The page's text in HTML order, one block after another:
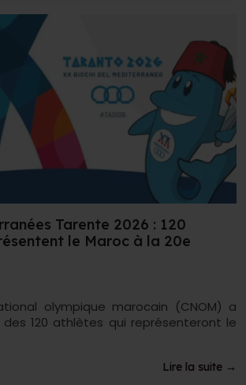
Tarente 2026 : 120
le Maroc à la 20e
olympique marocain (CNOM) a
120 athlètes qui représenteront le
Lire la suite →